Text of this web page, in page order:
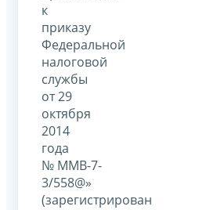
к
приказу
Федеральной
налоговой
службы
от 29
октября
2014
года
№ ММВ-7-
3/558@»
(зарегистрирован